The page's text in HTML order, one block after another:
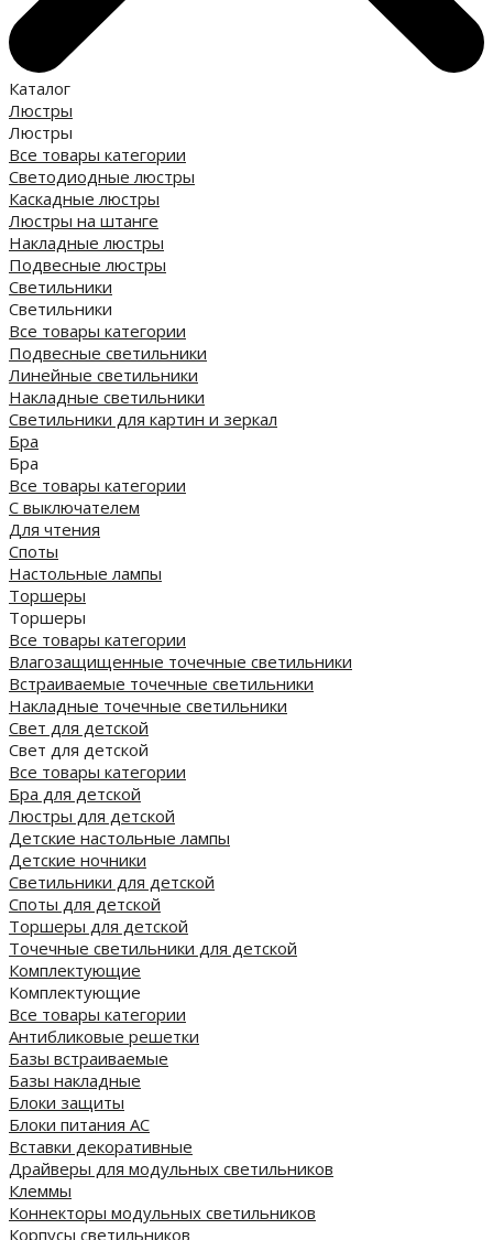
Каталог
Люстры
Люстры
Все товары категории
Светодиодные люстры
Каскадные люстры
Люстры на штанге
Накладные люстры
Подвесные люстры
Светильники
Светильники
Все товары категории
Подвесные светильники
Линейные светильники
Накладные светильники
Светильники для картин и зеркал
Бра
Бра
Все товары категории
С выключателем
Для чтения
Споты
Настольные лампы
Торшеры
Торшеры
Все товары категории
Влагозащищенные точечные светильники
Встраиваемые точечные светильники
Накладные точечные светильники
Свет для детской
Свет для детской
Все товары категории
Бра для детской
Люстры для детской
Детские настольные лампы
Детские ночники
Светильники для детской
Споты для детской
Торшеры для детской
Точечные светильники для детской
Комплектующие
Комплектующие
Все товары категории
Антибликовые решетки
Базы встраиваемые
Базы накладные
Блоки защиты
Блоки питания AC
Вставки декоративные
Драйверы для модульных светильников
Клеммы
Коннекторы модульных светильников
Корпусы светильников